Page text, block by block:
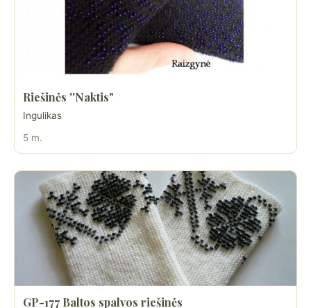
Riešinės ''Naktis"
Ingulikas
5 m.
GP-177 Baltos spalvos riešinės